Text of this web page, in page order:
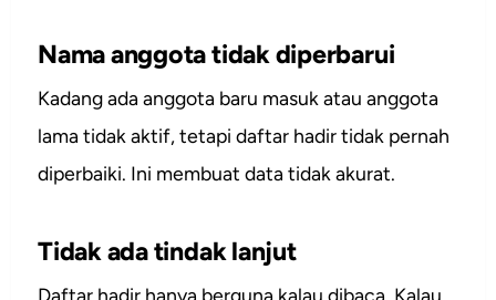
Nama anggota tidak diperbarui
Kadang ada anggota baru masuk atau anggota
lama tidak aktif, tetapi daftar hadir tidak pernah
diperbaiki. Ini membuat data tidak akurat.
Tidak ada tindak lanjut
Daftar hadir hanya berguna kalau dibaca. Kalau